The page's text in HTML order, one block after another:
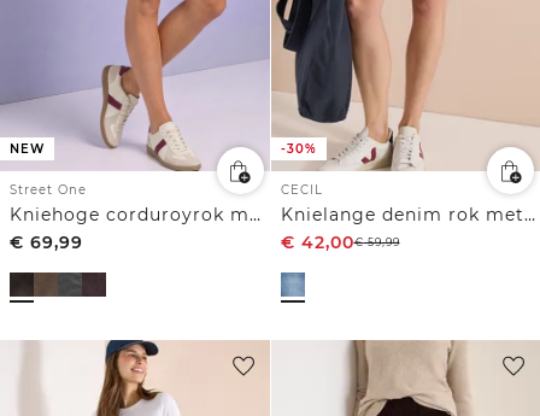
NEW
Street One
Kniehoge corduroyrok met zakken
€ 69,99
-30%
CECIL
Knielange denim rok met riemdetail
€ 42,00€59,99